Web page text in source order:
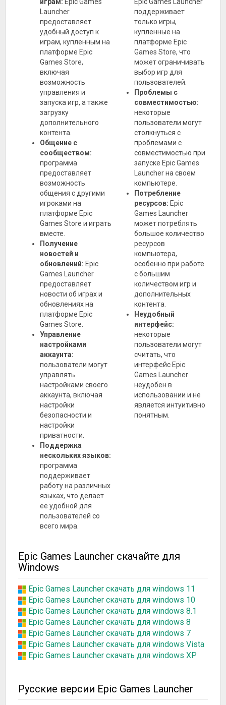
играм: Epic Games
Launcher
предоставляет
удобный доступ к
играм, купленным на
платформе Epic
Games Store,
включая
возможность
управления и
запуска игр, а также
загрузку
дополнительного
контента.
Общение с
сообществом:
программа
предоставляет
возможность
общения с другими
игроками на
платформе Epic
Games Store и играть
вместе.
Получение
новостей и
обновлений: Epic
Games Launcher
предоставляет
новости об играх и
обновлениях на
платформе Epic
Games Store.
Управление
настройками
аккаунта:
пользователи могут
управлять
настройками своего
аккаунта, включая
настройки
безопасности и
настройки
приватности.
Поддержка
нескольких языков:
программа
поддерживает
работу на различных
языках, что делает
ее удобной для
пользователей со
всего мира.
Epic Games Launcher
поддерживает
только игры,
купленные на
платформе Epic
Games Store, что
может ограничивать
выбор игр для
пользователей.
Проблемы с
совместимостью:
некоторые
пользователи могут
столкнуться с
проблемами с
совместимостью при
запуске Epic Games
Launcher на своем
компьютере.
Потребление
ресурсов: Epic
Games Launcher
может потреблять
большое количество
ресурсов
компьютера,
особенно при работе
с большим
количеством игр и
дополнительных
контента.
Неудобный
интерфейс:
некоторые
пользователи могут
считать, что
интерфейс Epic
Games Launcher
неудобен в
использовании и не
является интуитивно
понятным.
Epic Games Launcher скачайте для
Windows
Epic Games Launcher скачать для windows 11
Epic Games Launcher скачать для windows 10
Epic Games Launcher скачать для windows 8.1
Epic Games Launcher скачать для windows 8
Epic Games Launcher скачать для windows 7
Epic Games Launcher скачать для windows Vista
Epic Games Launcher скачать для windows XP
Русские версии Epic Games Launcher